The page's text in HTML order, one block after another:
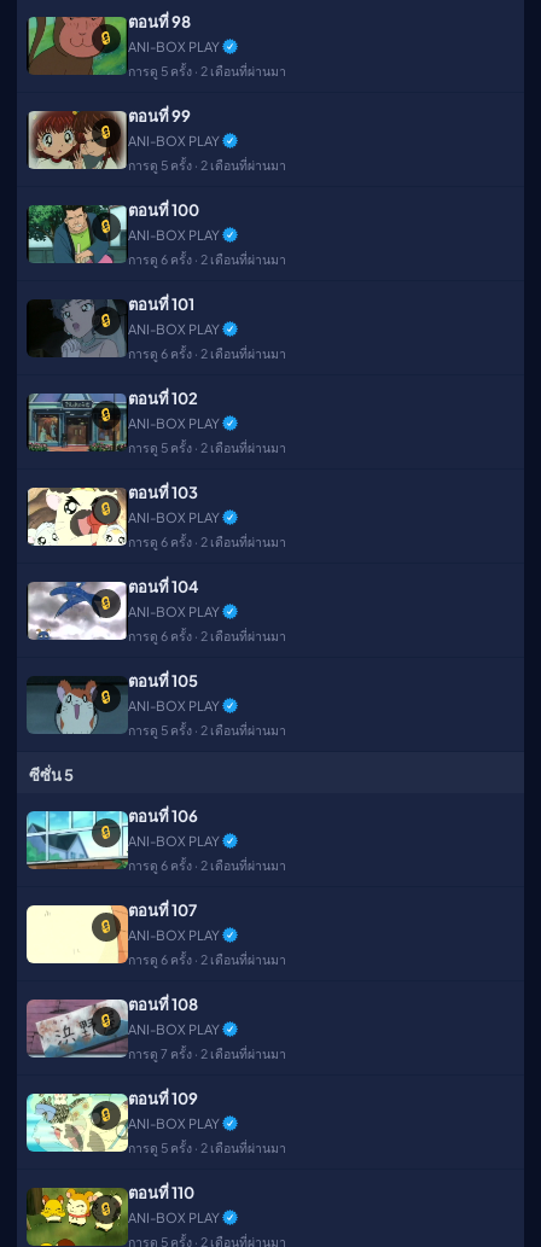
🔒
ตอนที่ 98
ANI-BOX PLAY
การดู 5 ครั้ง · 2 เดือนที่ผ่านมา
🔒
ตอนที่ 99
ANI-BOX PLAY
การดู 5 ครั้ง · 2 เดือนที่ผ่านมา
🔒
ตอนที่ 100
ANI-BOX PLAY
การดู 6 ครั้ง · 2 เดือนที่ผ่านมา
🔒
ตอนที่ 101
ANI-BOX PLAY
การดู 6 ครั้ง · 2 เดือนที่ผ่านมา
🔒
ตอนที่ 102
ANI-BOX PLAY
การดู 5 ครั้ง · 2 เดือนที่ผ่านมา
🔒
ตอนที่ 103
ANI-BOX PLAY
การดู 6 ครั้ง · 2 เดือนที่ผ่านมา
🔒
ตอนที่ 104
ANI-BOX PLAY
การดู 6 ครั้ง · 2 เดือนที่ผ่านมา
🔒
ตอนที่ 105
ANI-BOX PLAY
การดู 5 ครั้ง · 2 เดือนที่ผ่านมา
ซีซั่น 5
🔒
ตอนที่ 106
ANI-BOX PLAY
การดู 6 ครั้ง · 2 เดือนที่ผ่านมา
🔒
ตอนที่ 107
ANI-BOX PLAY
การดู 6 ครั้ง · 2 เดือนที่ผ่านมา
🔒
ตอนที่ 108
ANI-BOX PLAY
การดู 7 ครั้ง · 2 เดือนที่ผ่านมา
🔒
ตอนที่ 109
ANI-BOX PLAY
การดู 5 ครั้ง · 2 เดือนที่ผ่านมา
🔒
ตอนที่ 110
ANI-BOX PLAY
การดู 5 ครั้ง · 2 เดือนที่ผ่านมา